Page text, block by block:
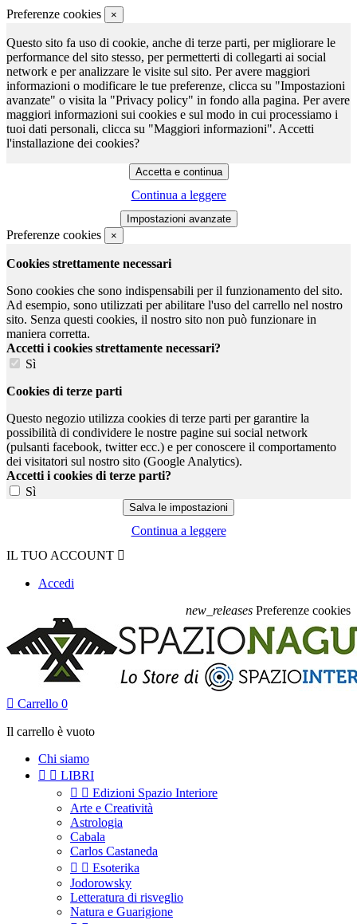
Preferenze cookies ×
Questo sito fa uso di cookie, anche di terze parti, per migliorare le
performance del sito stesso, per permetterti di collegarti ai social
network e per analizzare le visite sul sito. Per avere maggiori
informazioni o modificare le tue preferenze, clicca su "Impostazioni
avanzate" o visita la "Privacy policy" in fondo alla pagina. Per avere
maggiori informazioni sui cookies e sul modo in cui processiamo i
tuoi dati personali, clicca su "Maggiori informazioni". Accetti
l'installazione dei cookies?
Continua a leggere
Preferenze cookies ×
Cookies strettamente necessari
Sono cookies che sono indispensabili per il funzionamento del sito.
Ad esempio, sono utilizzati per abilitare l'uso del carrello nel nostro
sito. Senza questi cookies, il nostro sito non può funzionare in
maniera corretta.
Accetti i cookies strettamente necessari?
Sì
Cookies di terze parti
Questo negozio utilizza cookies di terze parti per garantire la
possibilità di condividere le nostre pagine sui social network
(pulsanti facebook, twitter ecc.) e per conoscere il comportamento
dei visitatori sul nostro sito (Google Analytics).
Accetti i cookies di terze parti?
Sì
Continua a leggere
IL TUO ACCOUNT 
Accedi
new_releases Preferenze cookies
 Carrello 0
Il carrello è vuoto
Chi siamo
  LIBRI
  Edizioni Spazio Interiore
Arte e Creatività
Astrologia
Cabala
Carlos Castaneda
  Esoterika
Jodorowsky
Letteratura di risveglio
Natura e Guarigione